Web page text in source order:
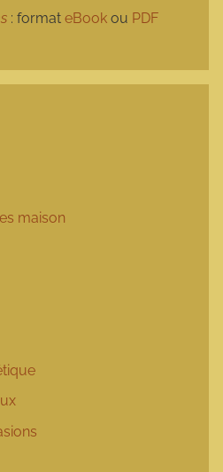
: format eBook ou PDF
maison